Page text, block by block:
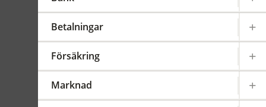
Betalningar
Försäkring
Marknad
2017:11
Sammanfattning
centralt funktionsansvarig